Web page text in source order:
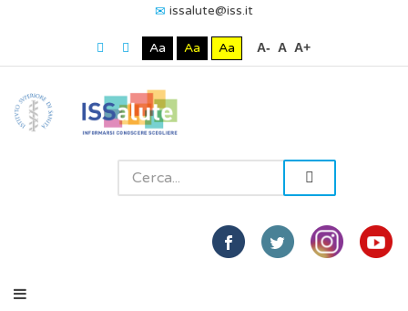
issalute@iss.it
Aa Aa Aa A- A A+